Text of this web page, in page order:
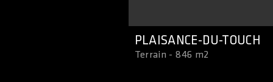
PLAISANCE-DU-TOUCH
Terrain - 846 m2